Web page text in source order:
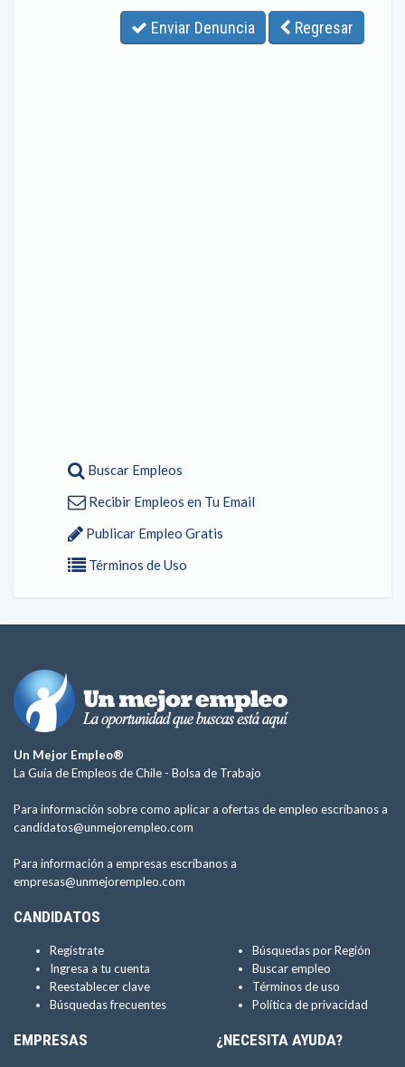
Enviar Denuncia Regresar
Buscar Empleos
Recibir Empleos en Tu Email
Publicar Empleo Gratis
Términos de Uso
Un Mejor Empleo®
La Guía de Empleos de Chile - Bolsa de Trabajo
Para información sobre como aplicar a ofertas de empleo escríbanos a
candidatos@unmejorempleo.com
Para información a empresas escríbanos a
empresas@unmejorempleo.com
CANDIDATOS
Regístrate
Ingresa a tu cuenta
Reestablecer clave
Búsquedas frecuentes
Búsquedas por Región
Buscar empleo
Términos de uso
Política de privacidad
EMPRESAS ¿NECESITA AYUDA?